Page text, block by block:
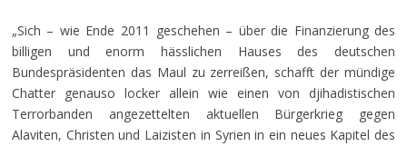
„Sich – wie Ende 2011 geschehen – über die Finanzierung des
billigen und enorm hässlichen Hauses des deutschen
Bundespräsidenten das Maul zu zerreißen, schafft der mündige
Chatter genauso locker allein wie einen von djihadistischen
Terrorbanden angezettelten aktuellen Bürgerkrieg gegen
Alaviten, Christen und Laizisten in Syrien in ein neues Kapitel des